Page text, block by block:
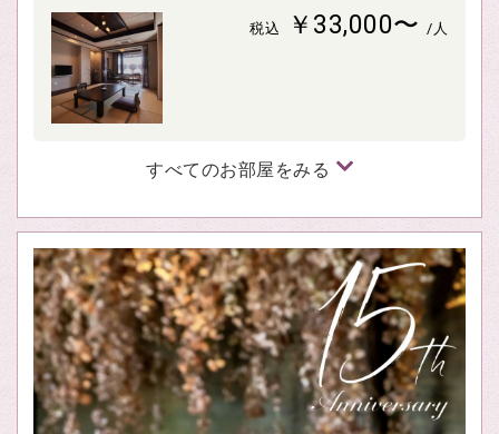
税込 ￥33,000〜 /人
すべてのお部屋をみる